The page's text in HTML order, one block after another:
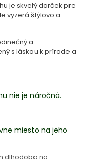
je skvelý darček pre
vyzerá štýlovo a
a
s láskou k prírode a
nie je náročná.
miesto na jeho
dlhodobo na